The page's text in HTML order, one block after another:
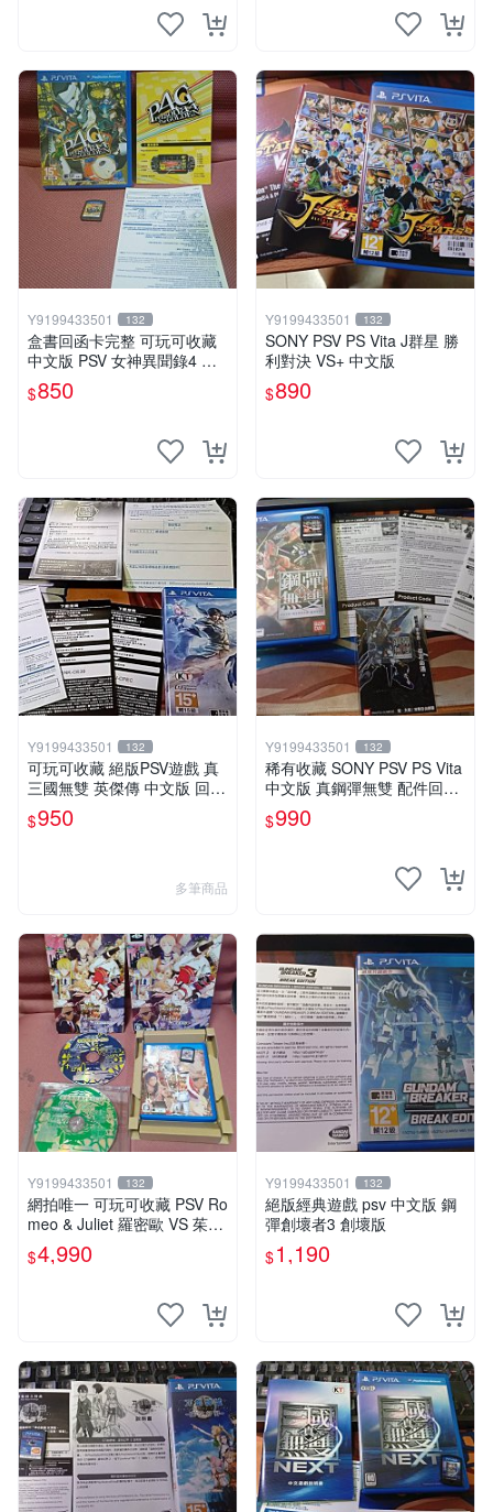
Y9199433501 132
盒書回函卡完整 可玩可收藏
中文版 PSV 女神異聞錄4 黃
金版
$850
Y9199433501 132
SONY PSV PS Vita J群星 勝
利對決 VS+ 中文版
$890
Y9199433501 132
可玩可收藏 絕版PSV遊戲 真
三國無雙 英傑傳 中文版 回函
特典卡齊全
$950
多筆商品
Y9199433501 132
稀有收藏 SONY PSV PS Vita
中文版 真鋼彈無雙 配件回函
卡齊全
$990
Y9199433501 132
網拍唯一 可玩可收藏 PSV Ro
meo & Juliet 羅密歐 VS 茱麗
葉 全卷包 豪華版日版
$4,990
Y9199433501 132
絕版經典遊戲 psv 中文版 鋼
彈創壞者3 創壞版
$1,190